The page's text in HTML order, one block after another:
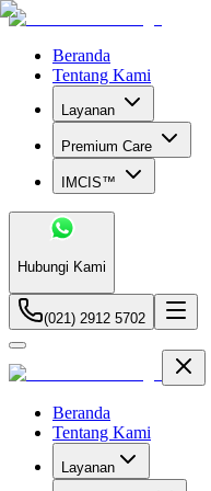
Beranda
Tentang Kami
Layanan
Premium Care
IMCIS™
Hubungi Kami
(021) 2912 5702
Beranda
Tentang Kami
Layanan